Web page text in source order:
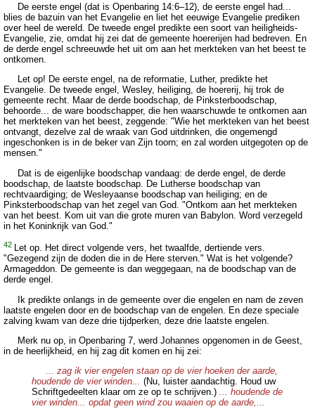
De eerste engel (dat is Openbaring 14:6–12), de eerste engel had...
blies de bazuin van het Evangelie en liet het eeuwige Evangelie prediken
over heel de wereld. De tweede engel predikte een soort van heiligheids-
Evangelie, zie, omdat hij zei dat de gemeente hoererijen had bedreven. En
de derde engel schreeuwde het uit om aan het merkteken van het beest te
ontkomen.
Let op! De eerste engel, na de reformatie, Luther, predikte het
Evangelie. De tweede engel, Wesley, heiliging, de hoererij, hij trok de
gemeente recht. Maar de derde boodschap, de Pinksterboodschap,
behoorde... de ware boodschapper, die hen waarschuwde te ontkomen aan
het merkteken van het beest, zeggende: "Wie het merkteken van het beest
ontvangt, dezelve zal de wraak van God uitdrinken, die ongemengd
ingeschonken is in de beker van Zijn toorn; en zal worden uitgegoten op de
mensen."
Dat is de eigenlijke boodschap vandaag: de derde engel, de derde
boodschap, de laatste boodschap. De Lutherse boodschap van
rechtvaardiging; de Wesleyaanse boodschap van heiliging; en de
Pinksterboodschap van het zegel van God. "Ontkom aan het merkteken
van het beest. Kom uit van die grote muren van Babylon. Word verzegeld
in het Koninkrijk van God."
42 Let op. Het direct volgende vers, het twaalfde, dertiende vers.
"Gezegend zijn de doden die in de Here sterven." Wat is het volgende?
Armageddon. De gemeente is dan weggegaan, na de boodschap van de
derde engel.
Ik predikte onlangs in de gemeente over die engelen en nam de zeven
laatste engelen door en de boodschap van de engelen. En deze speciale
zalving kwam van deze drie tijdperken, deze drie laatste engelen.
Merk nu op, in Openbaring 7, werd Johannes opgenomen in de Geest,
in de heerlijkheid, en hij zag dit komen en hij zei:
... zag ik vier engelen staan op de vier hoeken der aarde,
houdende de vier winden... (Nu, luister aandachtig. Houd uw
Schriftgedeelten klaar om ze op te schrijven.) ... houdende de
vier winden... opdat geen wind zou waaien op de aarde,...